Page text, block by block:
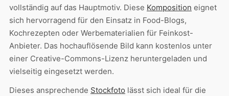
vollständig auf das Hauptmotiv. Diese Komposition eignet
sich hervorragend für den Einsatz in Food-Blogs,
Kochrezepten oder Werbematerialien für Feinkost-
Anbieter. Das hochauflösende Bild kann kostenlos unter
einer Creative-Commons-Lizenz heruntergeladen und
vielseitig eingesetzt werden.
Dieses ansprechende Stockfoto lässt sich ideal für die